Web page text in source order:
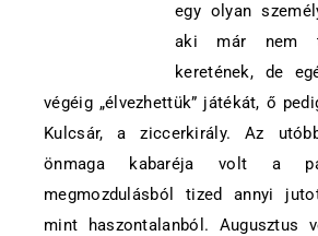
egy olyan
aki már nem
keretének, de
végéig „élvezhettük” játékát, ő
Kulcsár, a ziccerkirály. Az
önmaga kabaréja volt a
megmozdulásból tized annyi
mint haszontalanból. Augusztus